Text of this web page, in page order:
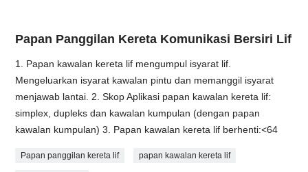
Papan Panggilan Kereta Komunikasi Bersiri Lif
1. Papan kawalan kereta lif mengumpul isyarat lif.
Mengeluarkan isyarat kawalan pintu dan memanggil isyarat
menjawab lantai. 2. Skop Aplikasi papan kawalan kereta lif:
simplex, dupleks dan kawalan kumpulan (dengan papan
kawalan kumpulan) 3. Papan kawalan kereta lif berhenti:<64
Papan panggilan kereta lif papan kawalan kereta lif